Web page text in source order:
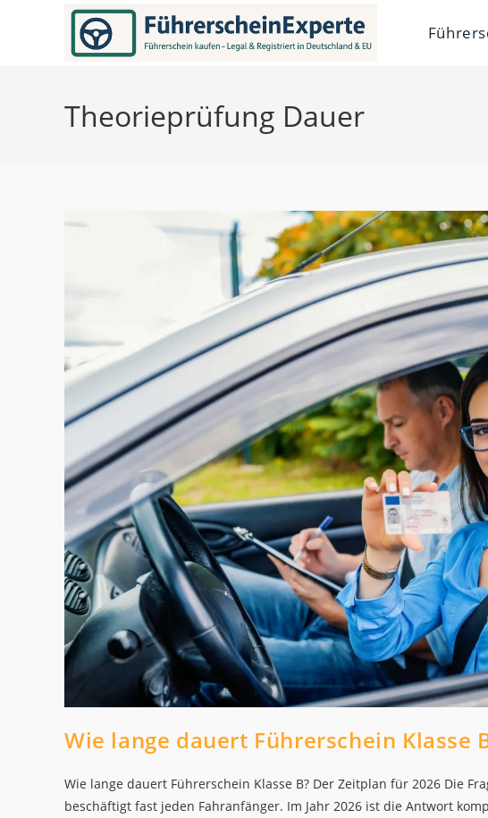
Theorieprüfung Dauer
Wie lange dauert Führerschein Klasse
Wie lange dauert Führerschein Klasse B? Der Zeitplan für 2026 Die
beschäftigt fast jeden Fahranfänger. Im Jahr 2026 ist die Antwort